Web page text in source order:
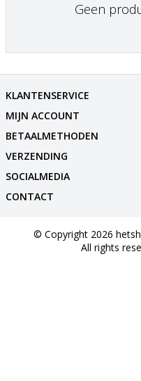
Geen
KLANTENSERVICE
MIJN ACCOUNT
BETAALMETHODEN
VERZENDING
SOCIALMEDIA
CONTACT
© Copyright 2026
All rights